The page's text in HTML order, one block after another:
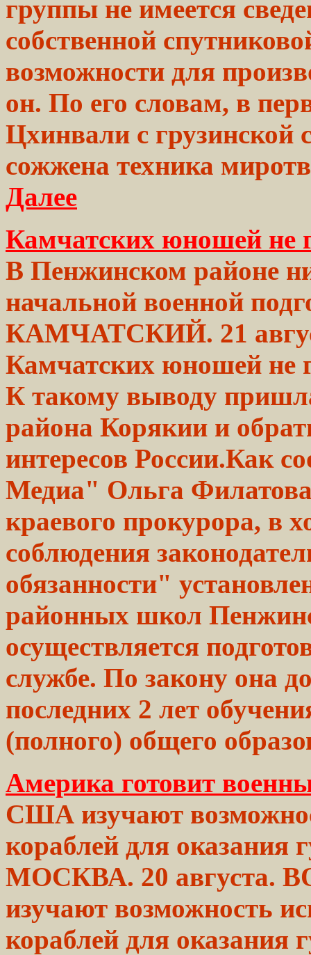
группы не имеется
собственной
возможности для
он. По его словам, в
Цхинвали с грузинской
сожжена техника
Далее
Камчатских юношей не
В Пенжинском районе
начальной военной
КАМЧАТСКИЙ. 21
Камчатских юношей не
К такому выводу
района Корякии и
интересов России.Как
Медиа" Ольга
краевого прокурора, в
соблюдения
обязанности"
районных школ
осуществляется
службе. По закону она
последних 2 лет
(полного) общего
Америка готовит
США изучают
кораблей для оказания
МОСКВА. 20 августа.
изучают возможность
кораблей для оказания